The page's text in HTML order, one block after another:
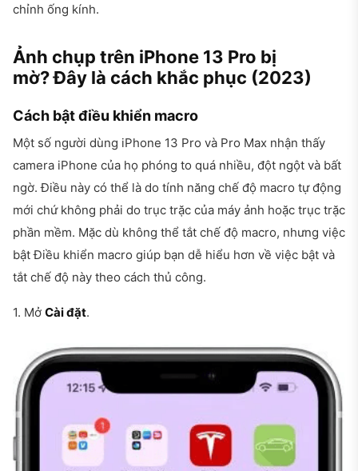
chỉnh ống kính.
Ảnh chụp trên iPhone 13 Pro bị
mờ? Đây là cách khắc phục (2023)
Cách bật điều khiển macro
Một số người dùng iPhone 13 Pro và Pro Max nhận thấy
camera iPhone của họ phóng to quá nhiều, đột ngột và bất
ngờ. Điều này có thể là do tính năng chế độ macro tự động
mới chứ không phải do trục trặc của máy ảnh hoặc trục trặc
phần mềm. Mặc dù không thể tắt chế độ macro, nhưng việc
bật Điều khiển macro giúp bạn dễ hiểu hơn về việc bật và
tắt chế độ này theo cách thủ công.
1. Mở Cài đặt.